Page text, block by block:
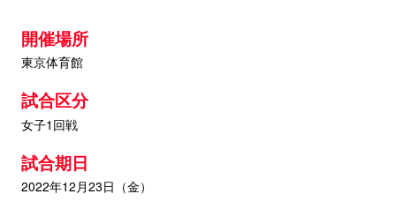
開催場所
東京体育館
試合区分
女子1回戦
試合期日
2022年12月23日（金）